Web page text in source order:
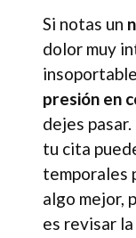
Si notas un
dolor muy
presión en
dejes
tu cita
temporales
algo mejor,
es revisar